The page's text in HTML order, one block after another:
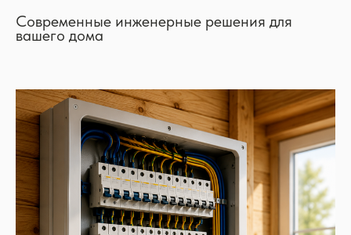
Современные инженерные решения для
вашего дома